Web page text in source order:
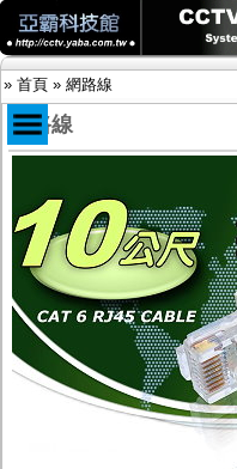
» 首頁 » 網路線
商品目錄
限時促銷特惠專案
IP網路攝影機及錄放影機
AHD DVR數位錄放影機
AHD半球型(適用屋內)
AHD中小型紅外線攝影機(
AHD防護罩型攝影機(適用
距離遠）
AHD特殊功能型攝影機
旋轉型攝影機.旋轉台
網路線